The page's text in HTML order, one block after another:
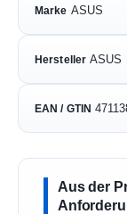
Marke ASUS
Hersteller ASUS
EAN / GTIN
Aus der